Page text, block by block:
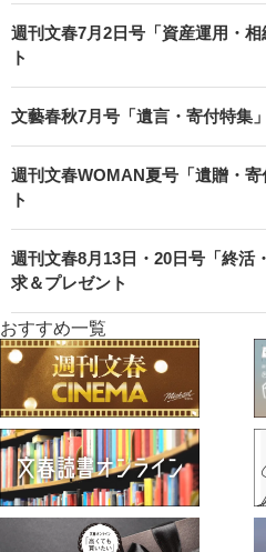
週刊文春7月2日号「資産運用・
ト
文藝春秋7月号「遺言・寄付特集
週刊文春WOMAN夏号「遺贈・
ト
週刊文春8月13日・20日号「終活
求＆プレゼント
おすすめ一覧